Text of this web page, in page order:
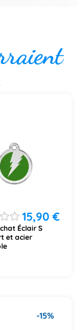
15,90€
Éclair S
et acier
-15%